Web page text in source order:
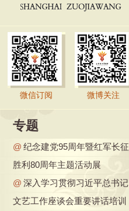
微信订阅 微博关注
专题
@ 纪念建党95周年暨红军长征
胜利80周年主题活动展
@ 深入学习贯彻习近平总书记
文艺工作座谈会重要讲话培训